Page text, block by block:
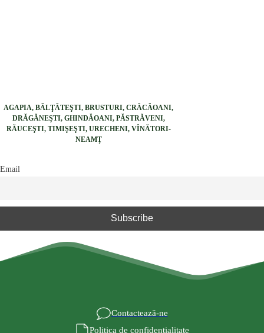
AGAPIA, BĂLŢĂTEŞTI, BRUSTURI, CRĂCĂOANI,
DRĂGĂNEŞTI, GHINDĂOANI, PĂSTRĂVENI,
RĂUCEŞTI, TIMIŞEŞTI, URECHENI, VÎNĂTORI-
NEAMŢ
Email
Contactează-ne
Politica de confidențialitate